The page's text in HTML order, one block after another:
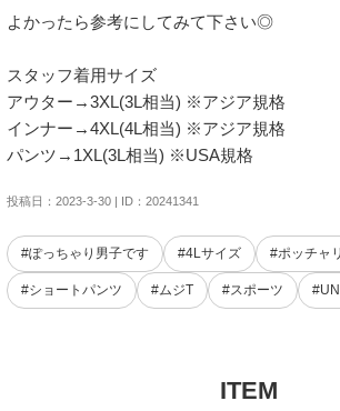
よかったら参考にしてみて下さい◎
スタッフ着用サイズ
アウター→3XL(3L相当) ※アジア規格
インナー→4XL(4L相当) ※アジア規格
パンツ→1XL(3L相当) ※USA規格
投稿日：2023-3-30 | ID：20241341
#ぽっちゃり男子です #4Lサイズ #ポッチャ
#ショートパンツ #ムジT #スポーツ